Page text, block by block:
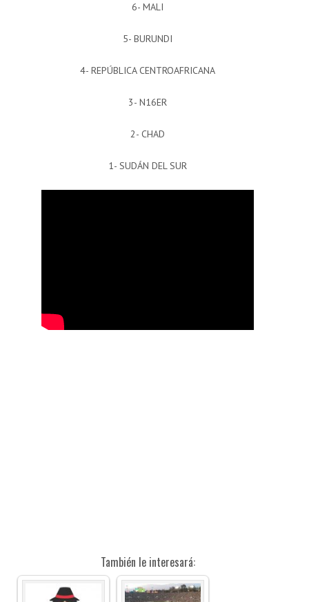
6- MALI
5- BURUNDI
4- REPÚBLICA CENTROAFRICANA
3- N16ER
2- CHAD
1- SUDÁN DEL SUR
También le interesará: